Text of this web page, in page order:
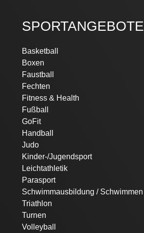
SPORTANGEBOTE
Navigation
überspringen
Basketball
Boxen
Faustball
Fechten
Fitness & Health
Fußball
GoFit
Handball
Judo
Kinder-/Jugendsport
Leichtathletik
Parasport
Schwimmausbildung / Schwimmen
Triathlon
Turnen
Volleyball